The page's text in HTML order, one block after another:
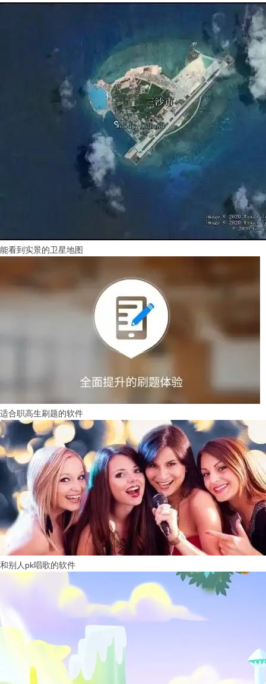
能看到实景的卫星地图
适合职高生刷题的软件
和别人pk唱歌的软件